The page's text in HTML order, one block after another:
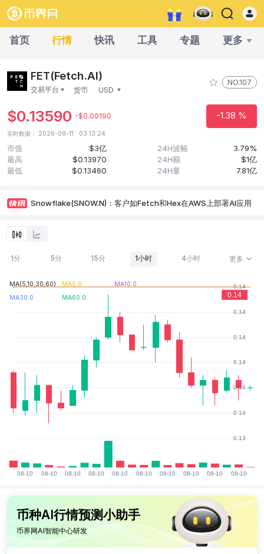
首页 行情 快讯 工具 专题 更多
FET(Fetch.AI)
交易平台 货币 USD
NO.107
$0.13590 -$0.00190 -1.38 %
实时数据： 2026-08-11 · 03:13:24
市值 $3亿 24H波幅
3.79%
最高
$0.13970 24H额
$1亿
最低
$0.13460 24H量
7.81亿
Snowflake(SNOW.N)：客户如Fetch和Hex在AWS上部署AI应用
一巨鲸从币安买入914万枚FET和46.23万枚UNI
巨鲸从币安购入914万美元FET和46.23万美元UNI
OKX将上线FETUSD、MONUSD本位X-合约
1分 5分 15分 1小时 4小时 更多
MA(5,10,30,60) MA5:0
MA10:0
MA30:0
MA60:0
币种AI行情预测小助手
币界网AI智能中心研发
最近4小时K线显示价格相比2026-05-19 12:00:00大幅下
跌，穿破2026-05-18 08:00:00的低点，比2026-05-19
04:00:00有所下降，小阴柱，最后一根K线为阴线,收盘价
小于开盘价，